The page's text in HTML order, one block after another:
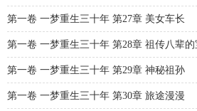
第一卷 一梦重生三十年 第27章 美女车长
第一卷 一梦重生三十年 第28章 祖传八辈的
第一卷 一梦重生三十年 第29章 神秘祖孙
第一卷 一梦重生三十年 第30章 旅途漫漫